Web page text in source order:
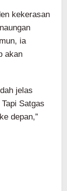
kekerasan
ia
akan
jelas
Satgas
depan,”